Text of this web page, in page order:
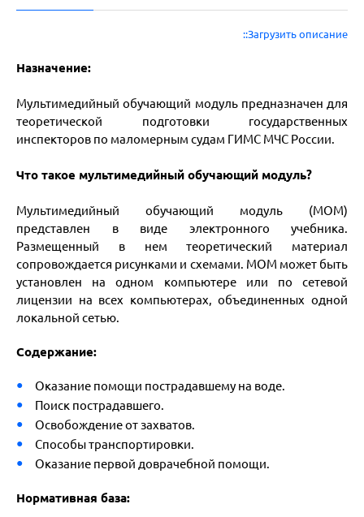
::Загрузить описание
Назначение:
Мультимедийный обучающий модуль предназначен для
теоретической подготовки государственных
инспекторов по маломерным судам ГИМС МЧС России.
Что такое мультимедийный обучающий модуль?
Мультимедийный обучающий модуль (МОМ)
представлен в виде электронного учебника.
Размещенный в нем теоретический материал
сопровождается рисунками и схемами. МОМ может быть
установлен на одном компьютере или по сетевой
лицензии на всех компьютерах, объединенных одной
локальной сетью.
Содержание:
Оказание помощи пострадавшему на воде.
Поиск пострадавшего.
Освобождение от захватов.
Способы транспортировки.
Оказание первой доврачебной помощи.
Нормативная база: